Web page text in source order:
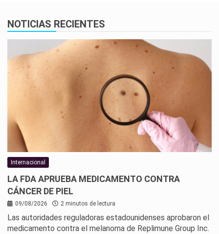
NOTICIAS RECIENTES
Internacional
LA FDA APRUEBA MEDICAMENTO CONTRA
CÁNCER DE PIEL
09/08/2026 2 minutos de lectura
Las autoridades reguladoras estadounidenses aprobaron el
medicamento contra el melanoma de Replimune Group Inc.